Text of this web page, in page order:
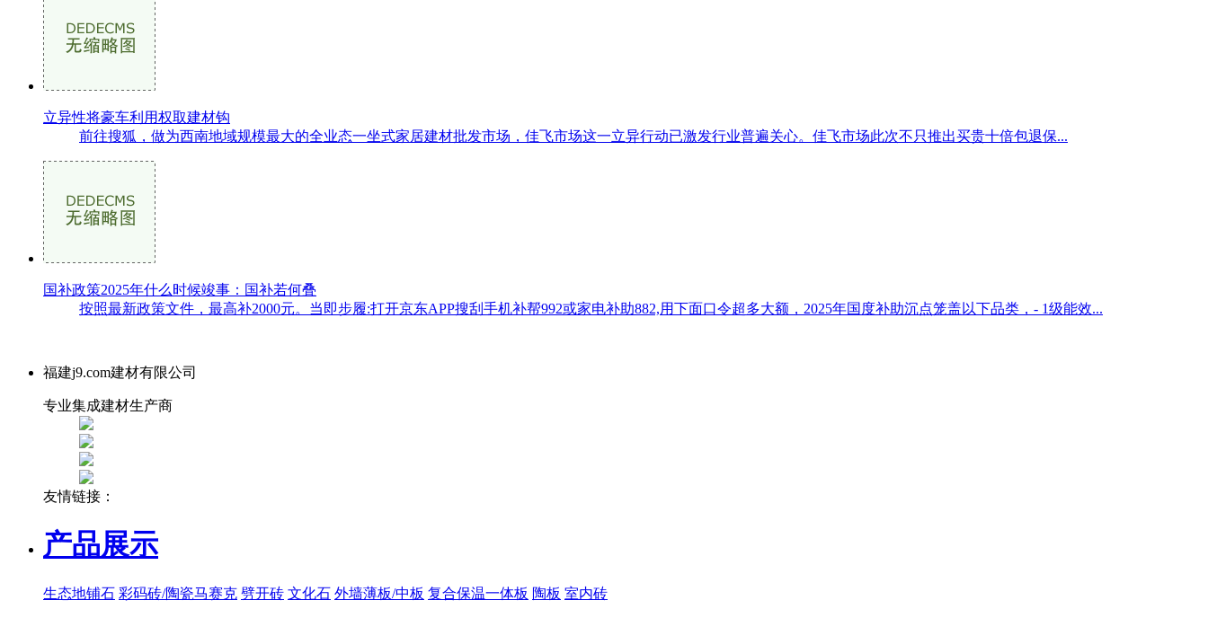
立异性将豪车利用权取建材钩
前往搜狐，做为西南地域规模最大的全业态一坐式家居建材批发市场，佳飞市场这一立异行动已激发行业普遍关心。佳飞市场此次不只推出买贵十倍包退保...
国补政策2025年什么时候竣事：国补若何叠
按照最新政策文件，最高补2000元。当即步履:打开京东APP搜刮手机补帮992或家电补助882,用下面口令超多大额，2025年国度补助沉点笼盖以下品类，- 1级能效...
福建j9.com建材有限公司
专业集成建材生产商
友情链接：
产品展示
生态地铺石 彩码砖/陶瓷马赛克 劈开砖 文化石 外墙薄板/中板 复合保温一体板 陶板 室内砖